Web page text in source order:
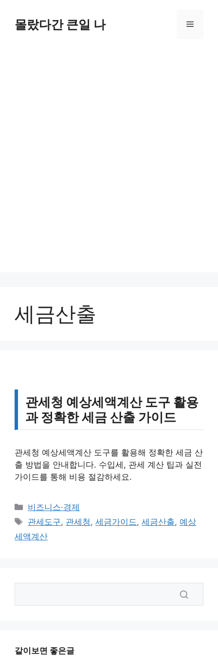
몰랐다간 큰일 나 메
세금산출
관세청 예상세액계산 도구 활용
과 정확한 세금 산출 가이드
관세청 예상세액계산 도구를 활용해 정확한 세금 산
출 방법을 안내합니다. 수입세, 관세 계산 팁과 실전
가이드를 통해 비용 절감하세요.
카
테
리
비즈니스·경제
태
그
관세도구, 관세청,세금가이드,세금산출, 예상
세액계산
같이보면 좋은글